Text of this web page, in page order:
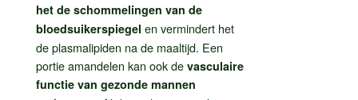
het de schommelingen van de
bloedsuikerspiegel en vermindert het
de plasmalipiden na de maaltijd. Een
portie amandelen kan ook de vasculaire
functie van gezonde mannen